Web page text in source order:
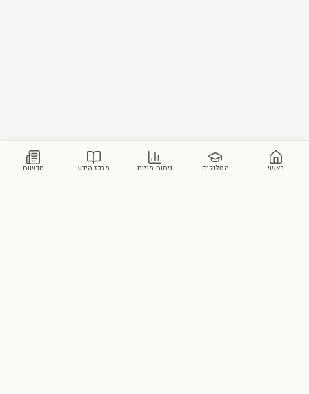
ראשי מסלולים ניתוח מניות מרכז הידע חדשות